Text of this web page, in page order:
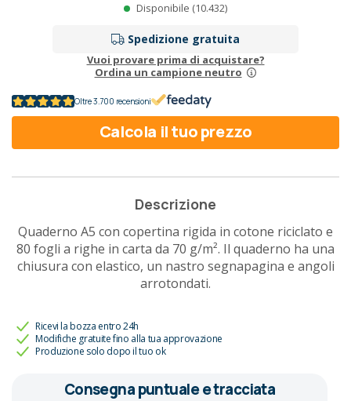
Disponibile (10.432)
Spedizione gratuita
Vuoi provare prima di acquistare?
Ordina un campione neutro
Oltre 3.700 recensioni
Calcola il tuo prezzo
Descrizione
Quaderno A5 con copertina rigida in cotone riciclato e
80 fogli a righe in carta da 70 g/m². Il quaderno ha una
chiusura con elastico, un nastro segnapagina e angoli
arrotondati.
Ricevi la bozza entro 24h
Modifiche gratuite fino alla tua approvazione
Produzione solo dopo il tuo ok
Consegna puntuale e tracciata